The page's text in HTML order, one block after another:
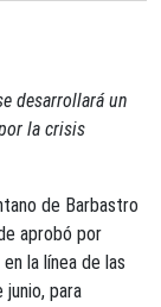
desarrollará un
la crisis
de Barbastro
aprobó por
la línea de las
para